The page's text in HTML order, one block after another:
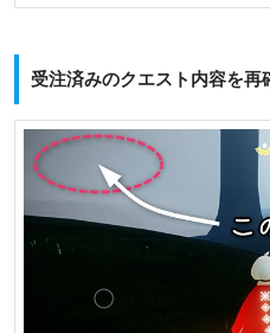
受注済みのクエスト内容を再